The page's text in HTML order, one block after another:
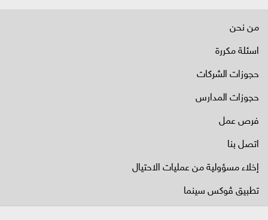
من نحن
اسئلة مكررة
حجوزات الشركات
حجوزات المدارس
فرص عمل
اتصل بنا
إخلاء مسؤولية من عمليات الاحتيال
تطبيق ڤوكس سينما